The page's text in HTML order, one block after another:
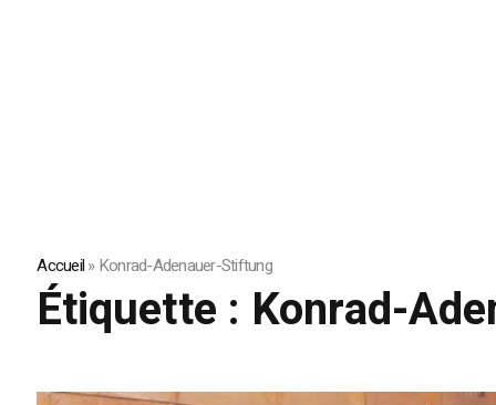
Accueil»Konrad-Adenauer-Stiftung
Étiquette : Konrad-